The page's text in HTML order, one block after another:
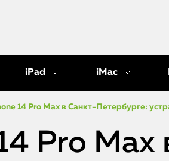
iPad iMac
14 Pro Max в Санкт-Петербурге:
Pro Max